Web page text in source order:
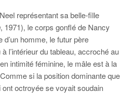
représentant sa belle-fille
, 1971), le corps gonflé de Nancy
homme, le futur père
l’intérieur du tableau, accroché au
intimité féminine, le mâle est à la
si la position dominante que
octroyée se voyait soudain